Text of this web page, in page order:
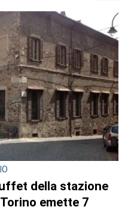
market della
sotto il letto e nel